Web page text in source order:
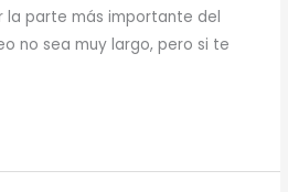
la parte más importante del
no sea muy largo, pero si te